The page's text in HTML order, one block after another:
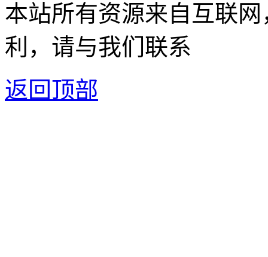
本站所有资源来自互联
利，请与我们联系
返回顶部